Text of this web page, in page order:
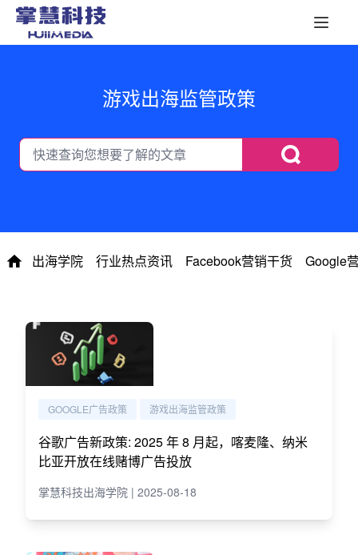
游戏出海监管政策
出海学院 行业热点资讯 Facebook营销干货 Google
GOOGLE广告政策 游戏出海监管政策
谷歌广告新政策: 2025 年 8 月起，喀麦隆、纳米
比亚开放在线赌博广告投放
掌慧科技出海学院 | 2025-08-18